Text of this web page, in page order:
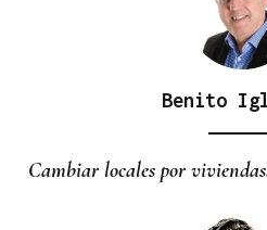
Benito
Cambiar locales por